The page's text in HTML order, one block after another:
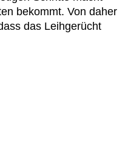
bekommt. Von daher
das Leihgerücht